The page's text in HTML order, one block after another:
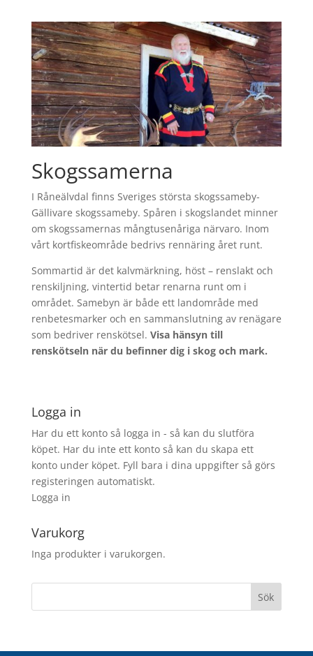
Skogssamerna
I Råneälvdal finns Sveriges största skogssameby-
Gällivare skogssameby. Spåren i skogslandet minner
om skogssamernas mångtusenåriga närvaro. Inom
vårt kortfiskeområde bedrivs rennäring året runt.
Sommartid är det kalvmärkning, höst – renslakt och
renskiljning, vintertid betar renarna runt om i
området. Samebyn är både ett landområde med
renbetesmarker och en sammanslutning av renägare
som bedriver renskötsel. Visa hänsyn till
renskötseln när du befinner dig i skog och mark.
Logga in
Har du ett konto så logga in - så kan du slutföra
köpet. Har du inte ett konto så kan du skapa ett
konto under köpet. Fyll bara i dina uppgifter så görs
registeringen automatiskt.
Logga in
Varukorg
Inga produkter i varukorgen.